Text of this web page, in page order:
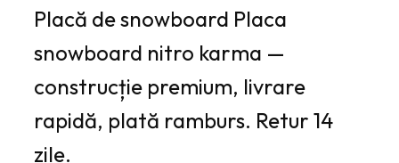
Placă de snowboard Placa
snowboard nitro karma —
construcție premium, livrare
rapidă, plată ramburs. Retur 14
zile.